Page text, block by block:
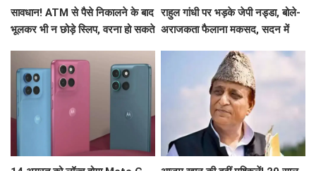
सावधान! ATM से पैसे निकालने के बाद
भूलकर भी न छोड़े स्लिप, वरना हो सकते
राहुल गांधी पर भड़के जेपी नड्डा, बोले-
अराजकता फैलाना मकसद, सदन में